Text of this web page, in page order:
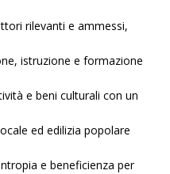
rilevanti e ammessi,
istruzione e formazione
e beni culturali con un
ed edilizia popolare
e beneficienza per